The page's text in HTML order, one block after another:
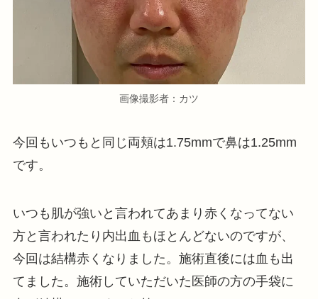
画像撮影者：カツ
今回もいつもと同じ両頬は1.75mmで鼻は1.25mm
です。
いつも肌が強いと言われてあまり赤くなってない
方と言われたり内出血もほとんどないのですが、
今回は結構赤くなりました。施術直後には血も出
てました。施術していただいた医師の方の手袋に